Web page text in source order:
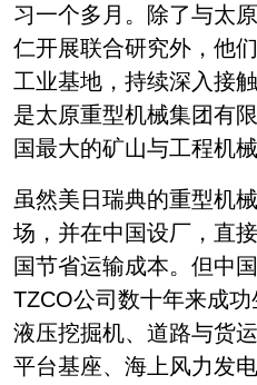
习一个多月。除了与太
仁开展联合研究外，他
工业基地，持续深入接
是太原重型机械集团有
国最大的矿山与工程机
虽然美日瑞典的重型机
场，并在中国设厂，直
国节省运输成本。但中
TZCO公司数十年来成
液压挖掘机、道路与货
平台基座、海上风力发